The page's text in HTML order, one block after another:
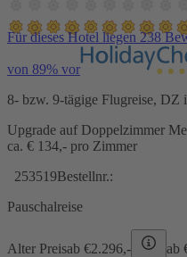
Für dieses Hotel liegen 238
von 89% vor
8- bzw. 9-tägige Flugreise,
Upgrade auf Doppelzimmer
ca. € 134,- pro Zimmer
253519Bestellnr.:
Pauschalreise
Alter Preisab €2.296,- ab